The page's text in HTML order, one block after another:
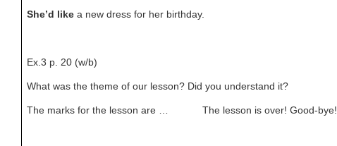
She’d like a new dress for her birthday.
Ex.3 p. 20 (w/b)
What was the theme of our lesson? Did you understand it?
The marks for the lesson are … The lesson is over! Good-bye!